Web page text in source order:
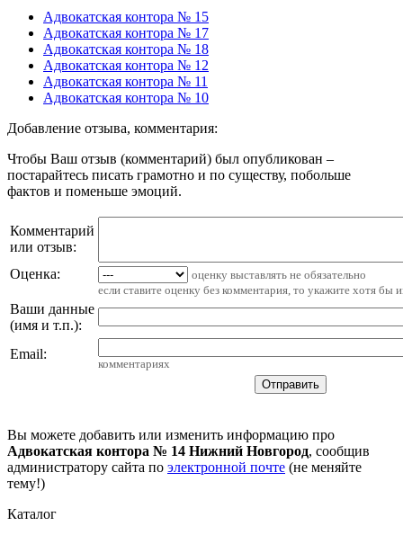
Адвокатская контора № 15
Адвокатская контора № 17
Адвокатская контора № 18
Адвокатская контора № 12
Адвокатская контора № 11
Адвокатская контора № 10
Добавление отзыва, комментария:
Чтобы Ваш отзыв (комментарий) был опубликован –
постарайтесь писать грамотно и по существу, побольше
фактов и поменьше эмоций.
Комментарий
или отзыв:
Оценка:
оценку выставлять не обязательно
если ставите оценку без комментария, то укажите хотя бы
Ваши данные
(имя и т.п.):
Email:
комментариях
Вы можете добавить или изменить информацию про
Адвокатская контора № 14 Нижний Новгород, сообщив
администратору сайта по электронной почте (не меняйте
тему!)
Каталог